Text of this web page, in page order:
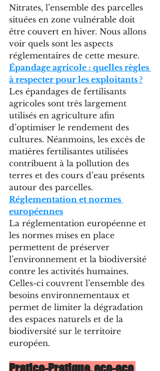
Nitrates, l’ensemble des parcelles
situées en zone vulnérable doit
être couvert en hiver. Nous allons
voir quels sont les aspects
réglementaires de cette mesure.
Épandage agricole : quelles règles
à respecter pour les exploitants ?
Les épandages de fertilisants
agricoles sont très largement
utilisés en agriculture afin
d’optimiser le rendement des
cultures. Néanmoins, les excès de
matières fertilisantes utilisées
contribuent à la pollution des
terres et des cours d’eau présents
autour des parcelles.
Réglementation et normes
européennes
La réglementation européenne et
les normes mises en place
permettent de préserver
l’environnement et la biodiversité
contre les activités humaines.
Celles-ci couvrent l’ensemble des
besoins environnementaux et
permet de limiter la dégradation
des espaces naturels et de la
biodiversité sur le territoire
européen.